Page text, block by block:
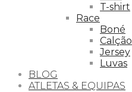
T-shirt
Race
Boné
Calção
Jersey
Luvas
BLOG
ATLETAS & EQUIPAS